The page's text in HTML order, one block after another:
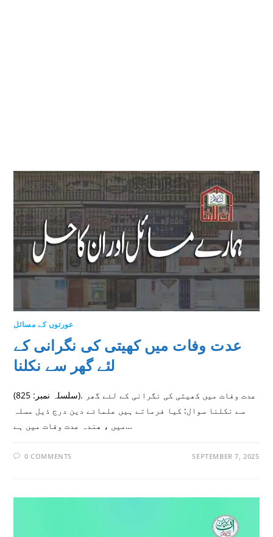
عورتوں کے مسائل
عدت وفات میں کھیتی کی نگرانی کے
لئے گھر سے نکلنا
(سلسلہ نمبر: 825). عدت وفات میں کھیتی کی نگرانی کے لئے گھر
سے نکلنا سوال: کیا فرماتے ہیں علمائے دین درج ذیل مسلہ
میں ، ھندہ عدت وفات میں ہے…
0 COMMENTS SEPTEMBER 7, 2025